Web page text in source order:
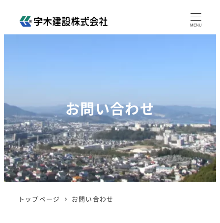
MENU
お問い合わせ
トップページ お問い合わせ